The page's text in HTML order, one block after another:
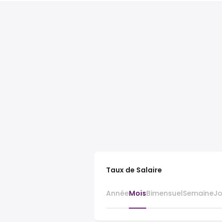
Taux de Salaire
AnnéeMoisBimensuelSemaine